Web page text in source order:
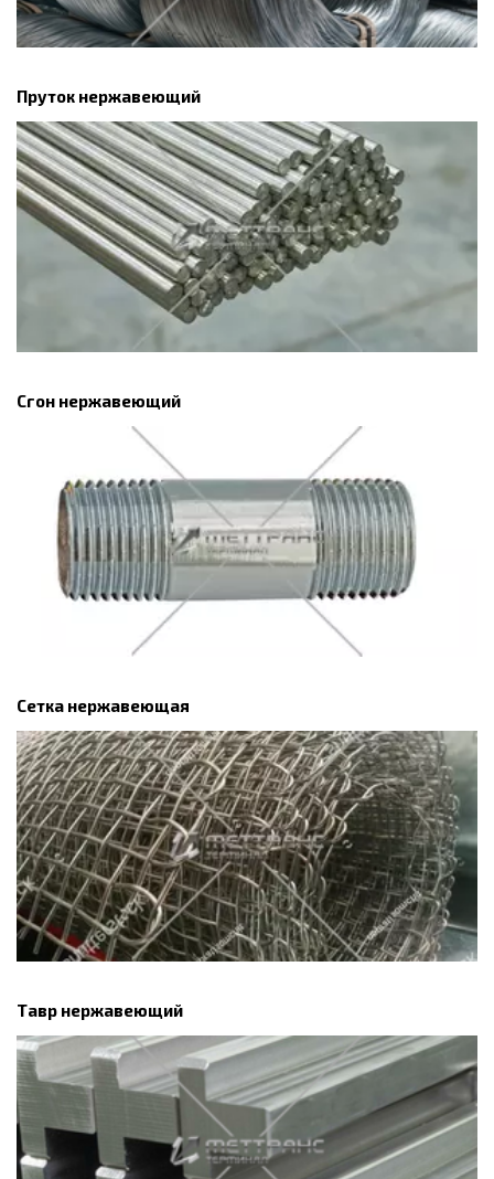
Пруток нержавеющий
Сгон нержавеющий
Сетка нержавеющая
Тавр нержавеющий